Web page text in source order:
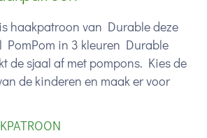
haakpatroon van Durable deze
PomPom in 3 kleuren Durable
de sjaal af met pompons. Kies de
de kinderen en maak er voor